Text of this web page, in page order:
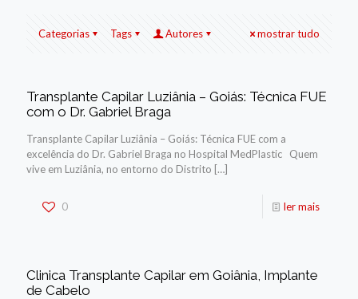
Categorias Tags Autores mostrar tudo
Transplante Capilar Luziânia – Goiás: Técnica FUE
com o Dr. Gabriel Braga
Transplante Capilar Luziânia – Goiás: Técnica FUE com a
excelência do Dr. Gabriel Braga no Hospital MedPlastic Quem
vive em Luziânia, no entorno do Distrito […]
0 ler mais
Clinica Transplante Capilar em Goiânia, Implante
de Cabelo